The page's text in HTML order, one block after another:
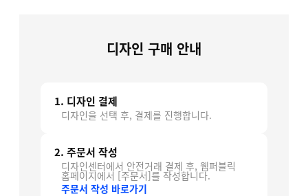
디자인 구매 안내
1. 디자인 결제
디자인을 선택 후, 결제를 진행합니다.
2. 주문서 작성
디자인센터에서 안전거래 결제 후, 웹퍼블릭
홈페이지에서 [주문서]를 작성합니다.
주문서 작성 바로가기